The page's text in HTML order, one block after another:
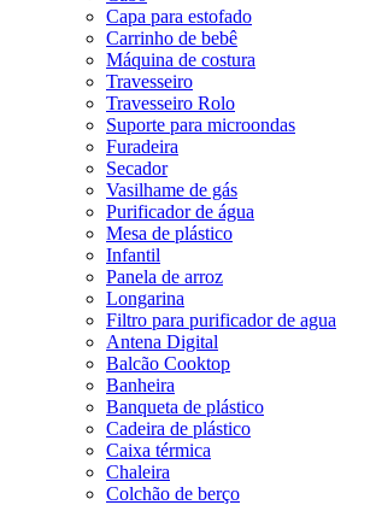
Capa para estofado
Carrinho de bebê
Máquina de costura
Travesseiro
Travesseiro Rolo
Suporte para microondas
Furadeira
Secador
Vasilhame de gás
Purificador de água
Mesa de plástico
Infantil
Panela de arroz
Longarina
Filtro para purificador de agua
Antena Digital
Balcão Cooktop
Banheira
Banqueta de plástico
Cadeira de plástico
Caixa térmica
Chaleira
Colchão de berço